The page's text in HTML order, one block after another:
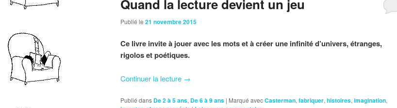
Quand la lecture devient un jeu
Publié le 21 novembre 2015
Ce livre invite à jouer avec les mots et à créer une infinité d’univers, étranges,
rigolos et poétiques.
Continuer la lecture →
Publié dans De 2 à 5 ans, De 6 à 9 ans | Marqué avecCasterman, fabriquer, histoires, imagination,